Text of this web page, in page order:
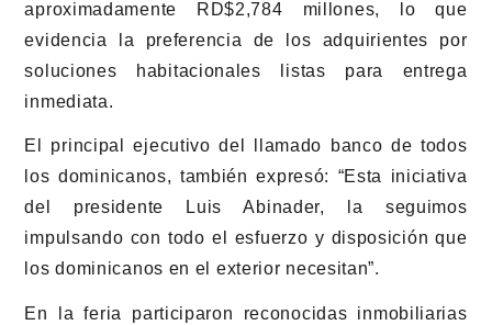
aproximadamente RD$2,784 millones, lo que
evidencia la preferencia de los adquirientes por
soluciones habitacionales listas para entrega
inmediata.
El principal ejecutivo del llamado banco de todos
los dominicanos, también expresó: “Esta iniciativa
del presidente Luis Abinader, la seguimos
impulsando con todo el esfuerzo y disposición que
los dominicanos en el exterior necesitan”.
En la feria participaron reconocidas inmobiliarias